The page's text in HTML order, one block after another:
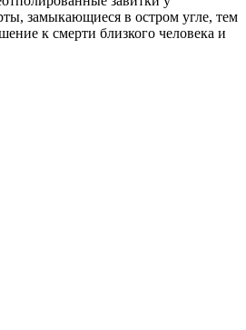
замыкающиеся в остром угле, тем
к смерти близкого человека и